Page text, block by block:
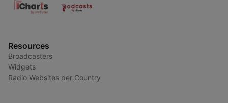
Resources
Broadcasters
Widgets
Radio Websites per Country